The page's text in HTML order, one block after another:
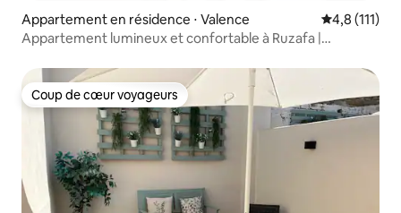
Appartement en résidence ⋅ Valence Évaluation
4,8 (111)
Appartement lumineux et confortable à Ruzafa |
Coup de cœur voyageurs
Coup de cœur voyageurs